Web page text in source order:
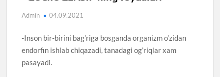
Admin 04.09.2021
-Inson bir-birini bag’riga bosganda organizm o’zidan
endorfin ishlab chiqazadi, tanadagi og’riqlar xam
pasayadi.